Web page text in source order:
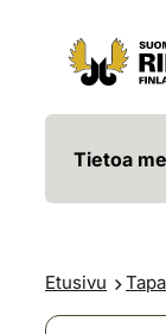
Siirry sisältöön
Siirry
Tietoa
Etusivu